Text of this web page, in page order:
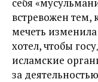
встревожен тем,
мечеть
хотел, чтобы
исламские
за